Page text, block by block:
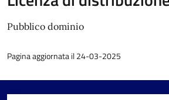
Pubblico dominio
Pagina aggiornata il 24-03-2025